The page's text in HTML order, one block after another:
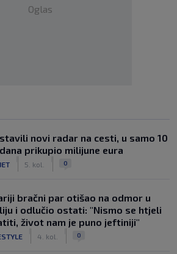
Oglas
novi radar na cesti, u samo 10
prikupio milijune eura
5. kol. 0
bračni par otišao na odmor u
i odlučio ostati: "Nismo se htjeli
život nam je puno jeftiniji"
4. kol. 0